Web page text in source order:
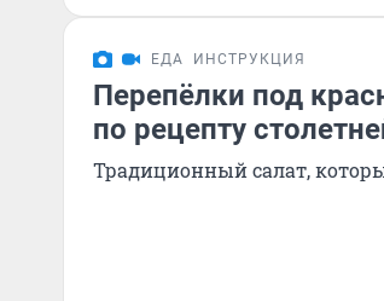
ЕДА ИНСТРУКЦИЯ
Перепёлки под
по рецепту
Традиционный салат,